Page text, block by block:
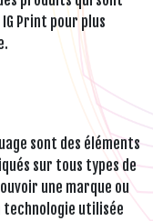
Print pour plus
sont des éléments
sur tous types de
une marque ou
technologie utilisée